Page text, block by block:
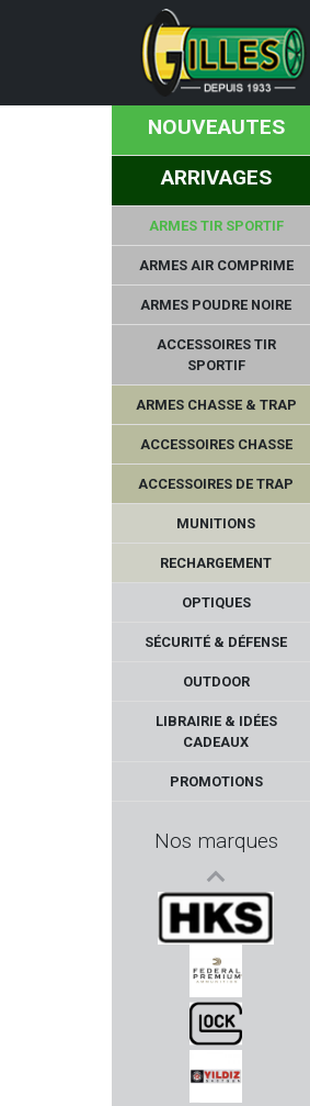
NOUVEAUTES
ARRIVAGES
ARMES TIR SPORTIF
ARMES AIR COMPRIME
ARMES POUDRE NOIRE
ACCESSOIRES TIR
SPORTIF
ARMES CHASSE & TRAP
ACCESSOIRES CHASSE
ACCESSOIRES DE TRAP
MUNITIONS
RECHARGEMENT
OPTIQUES
SÉCURITÉ & DÉFENSE
OUTDOOR
LIBRAIRIE & IDÉES
CADEAUX
PROMOTIONS
Nos marques
AMEND2
HKS
FEDERAL
GLOCK